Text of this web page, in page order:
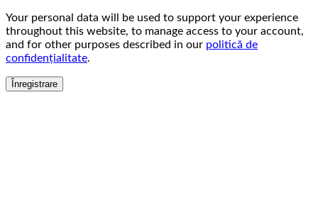
Your personal data will be used to support your experience
throughout this website, to manage access to your account,
and for other purposes described in our politică de
confidențialitate.
Înregistrare